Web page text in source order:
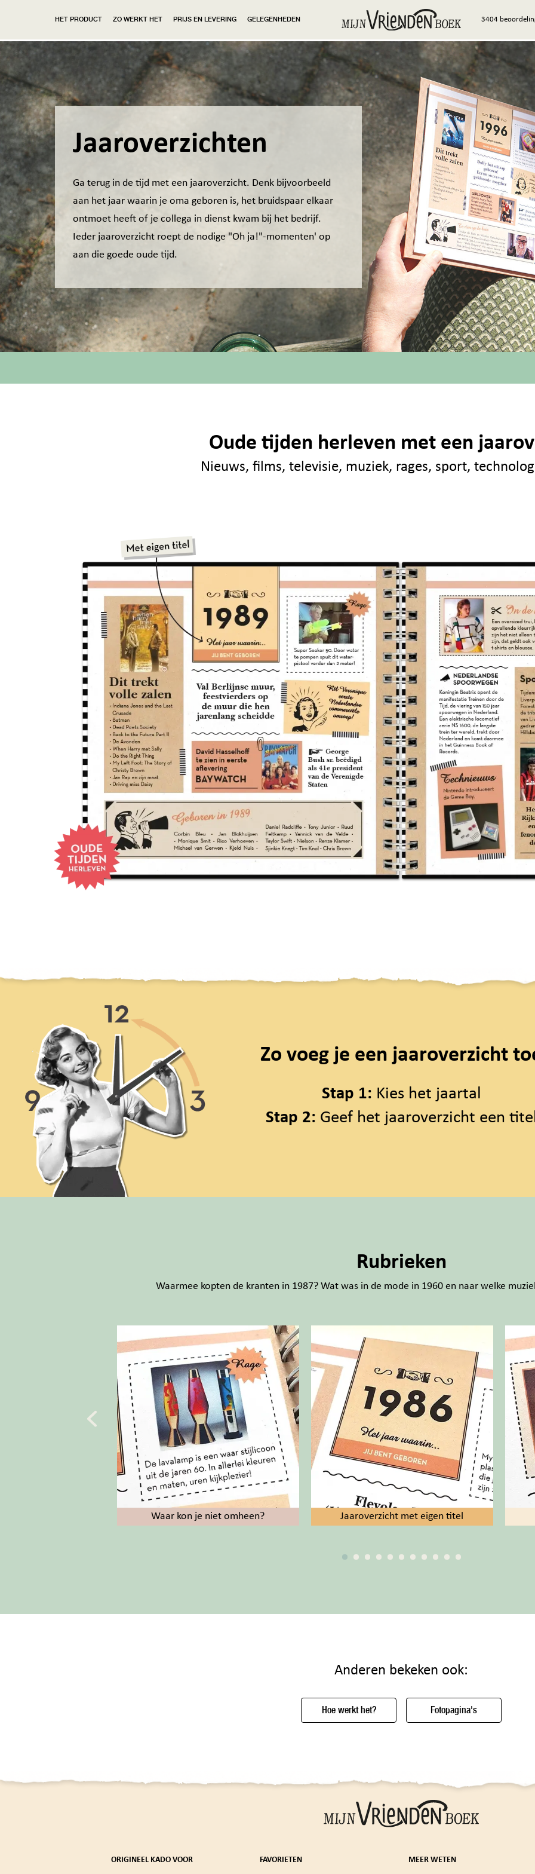
HET PRODUCT ZO WERKT HET PRIJS EN LEVERING GELEGENHEDEN 3404
Jaaroverzichten
Ga terug in de tijd met een jaaroverzicht. Denk bijvoorbeeld
aan het jaar waarin je oma geboren is, het bruidspaar elkaar
ontmoet heeft of je collega in dienst kwam bij het bedrijf.
Ieder jaaroverzicht roept de nodige "Oh ja!"-momenten' op
aan die goede oude tijd.
Oude tijden herleven met een
Nieuws, films, televisie, muziek, rages, sport,
Zo voeg je een jaaroverzicht
Stap 1: Kies het jaartal
Stap 2: Geef het jaaroverzicht een
Rubrieken
Waarmee kopten de kranten in 1987? Wat was in de mode in 1960 en naar welke
Waar kon je niet omheen? Jaaroverzicht met eigen titel
Anderen bekeken ook:
Hoe werkt het? Fotopagina's
ORIGINEEL KADO VOOR FAVORIETEN MEER WETEN